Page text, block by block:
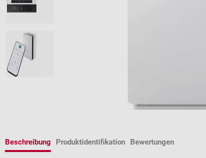
Beschreibung Produktidentifikation Bewertungen